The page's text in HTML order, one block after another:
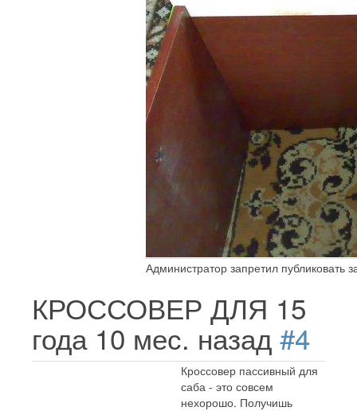
Администратор запретил публиковать
КРОССОВЕР ДЛЯ 15
года 10 мес. назад #4
Кроссовер пассивный для
саба - это совсем
нехорошо. Получишь